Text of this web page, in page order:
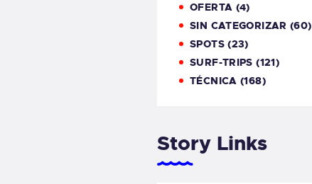
OFERTA (4)
SIN CATEGORIZAR (60)
SPOTS(23)
SURF-TRIPS (121)
TÉCNICA (168)
Story Links